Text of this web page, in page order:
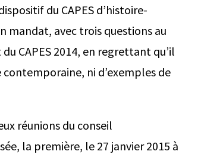
du CAPES d’histoire-
mandat, avec trois questions au
CAPES 2014, en regrettant qu’il
ni d’exemples de
réunions du conseil
la première, le 27 janvier 2015 à